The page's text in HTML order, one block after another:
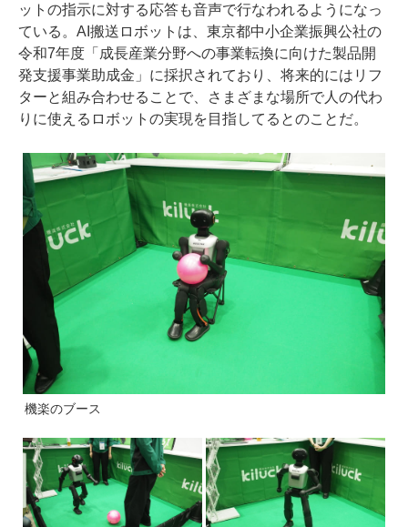
ットの指示に対する応答も音声で行なわれるようになっ
ている。AI搬送ロボットは、東京都中小企業振興公社の
令和7年度「成長産業分野への事業転換に向けた製品開
発支援事業助成金」に採択されており、将来的にはリフ
ターと組み合わせることで、さまざまな場所で人の代わ
りに使えるロボットの実現を目指してるとのことだ。
機楽のブース